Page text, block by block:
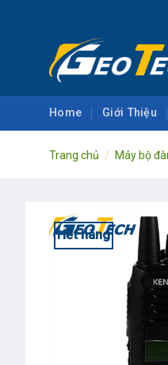
Home Giới Thiệu
Trang chủ / Máy bộ
Hết hàng